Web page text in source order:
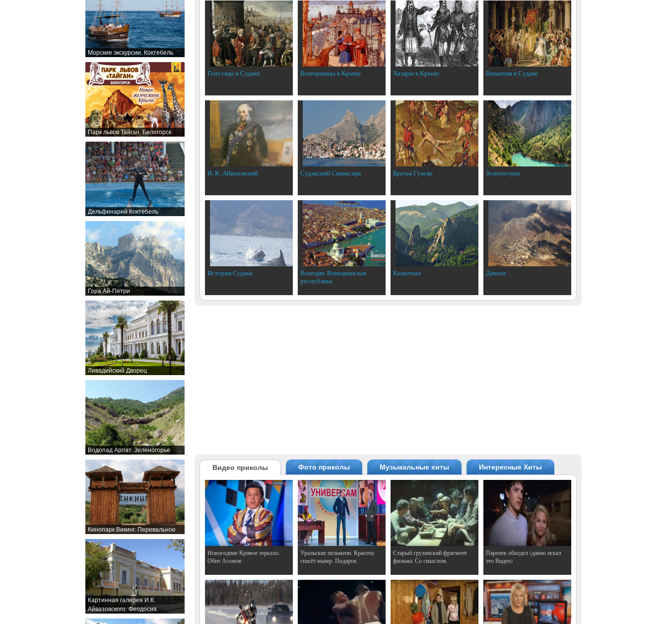
Морские экскурсии. Коктебель
Парк львов Тайган. Белогорск
Дельфинарий Коктебель
Гора Ай-Петри
Ливадийский Дворец
Водопад Арпат. Зеленогорье
Кинопарк Викинг. Перевальное
Картинная галерея И.К.
Айвазовского. Феодосия
Генуэзцы в Судаке Венецианцы в Крыму Хазары в Крыму Византия в Судаке
И. К. Айвазовский Судакский Синаксарь Братья Гуаско Зеленогорье
История Судака
Венеция. Венецианская
республика
Кизилташ Дачное
Видео приколы Фото приколы Музыкальные хиты Интересные Хиты
Hовогодние Кривое зеркало.
Обит Асомов
Уральские пельмени. Красота
спасёт мымр. Подарок
Старый грузинский фрагмент
фильма. Со смыслом.
Паренек обалдел (давно искал
это Видео)